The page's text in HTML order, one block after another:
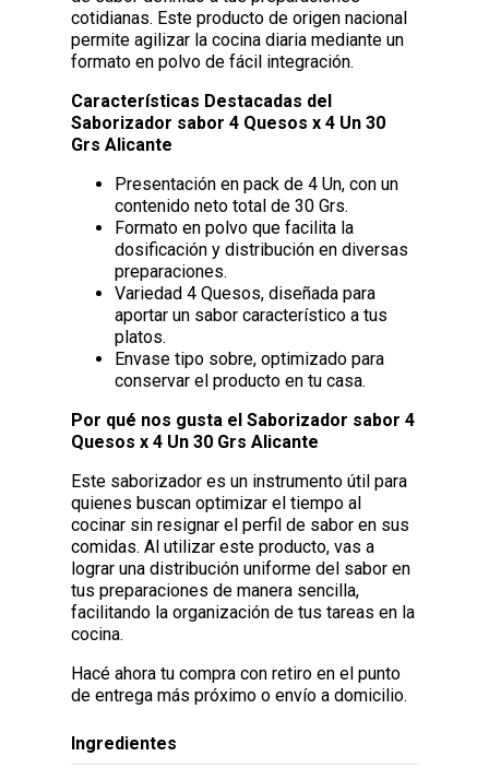
cotidianas. Este producto de origen nacional
permite agilizar la cocina diaria mediante un
formato en polvo de fácil integración.
Características Destacadas del
Saborizador sabor 4 Quesos x 4 Un 30
Grs Alicante
Presentación en pack de 4 Un, con un
contenido neto total de 30 Grs.
Formato en polvo que facilita la
dosificación y distribución en diversas
preparaciones.
Variedad 4 Quesos, diseñada para
aportar un sabor característico a tus
platos.
Envase tipo sobre, optimizado para
conservar el producto en tu casa.
Por qué nos gusta el Saborizador sabor 4
Quesos x 4 Un 30 Grs Alicante
Este saborizador es un instrumento útil para
quienes buscan optimizar el tiempo al
cocinar sin resignar el perfil de sabor en sus
comidas. Al utilizar este producto, vas a
lograr una distribución uniforme del sabor en
tus preparaciones de manera sencilla,
facilitando la organización de tus tareas en la
cocina.
Hacé ahora tu compra con retiro en el punto
de entrega más próximo o envío a domicilio.
Ingredientes